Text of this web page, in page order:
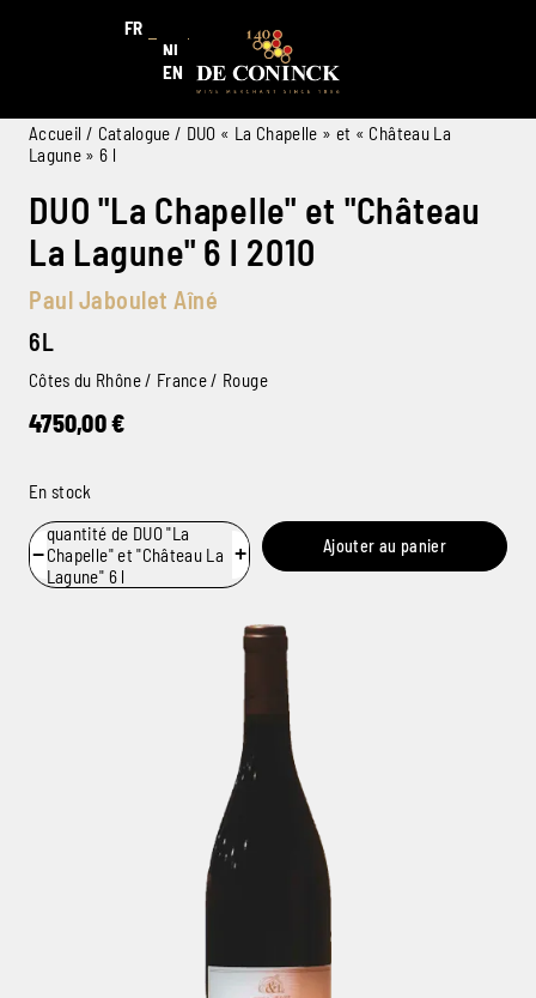
FR
NL
EN
Accueil / Catalogue / DUO « La Chapelle » et « Château La
Lagune » 6 l
DUO "La Chapelle" et "Château
La Lagune" 6 l 2010
Paul Jaboulet Aîné
6L
Côtes du Rhône / France / Rouge
4750,00€
En stock
−
quantité de DUO "La
Chapelle" et "Château La
Lagune" 6 l
+ Ajouter au panier